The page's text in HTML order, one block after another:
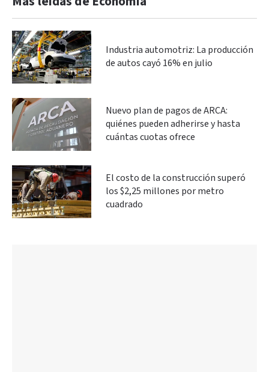
Industria automotriz: La producción
de autos cayó 16% en julio
Nuevo plan de pagos de ARCA:
quiénes pueden adherirse y hasta
cuántas cuotas ofrece
El costo de la construcción superó
los $2,25 millones por metro
cuadrado